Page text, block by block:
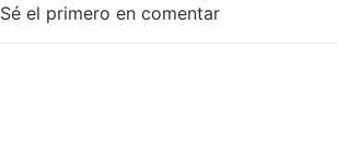
Sé el primero en comentar